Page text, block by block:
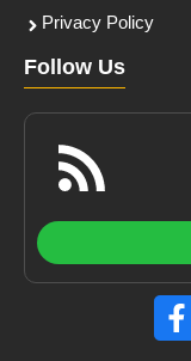
Privacy Policy
Follow Us